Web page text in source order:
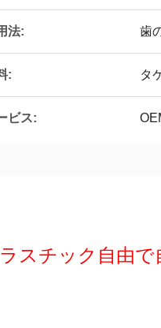
法: 歯
: タ
ビス:
スチック自由